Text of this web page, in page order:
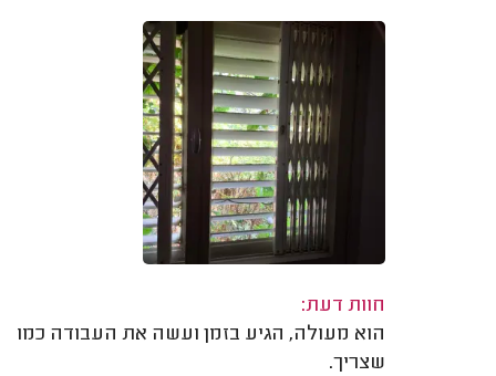
חוות דעת:
הוא מעולה, הגיע בזמן ועשה את העבודה כמו
שצריך.